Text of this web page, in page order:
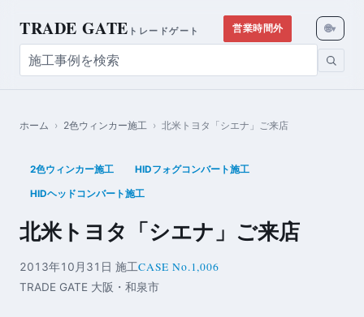
TRADE GATE トレードゲート 営業時間外 🌐▾
ホーム › 2色ウィンカー施工 › 北米トヨタ「シエナ」ご来店
2色ウィンカー施工 HIDフォグコンバート施工
HIDヘッドコンバート施工
北米トヨタ「シエナ」ご来店
2013年10月31日 施工CASE No.1,006
TRADE GATE 大阪・和泉市